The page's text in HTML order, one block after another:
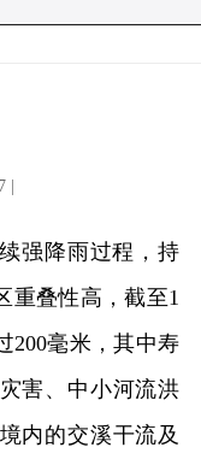
强降雨过程，持
重叠性高，截至1
200毫米，其中寿
害、中小河流洪
内的交溪干流及